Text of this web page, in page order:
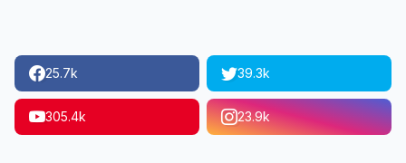
25.7k 39.3k
305.4k 23.9k